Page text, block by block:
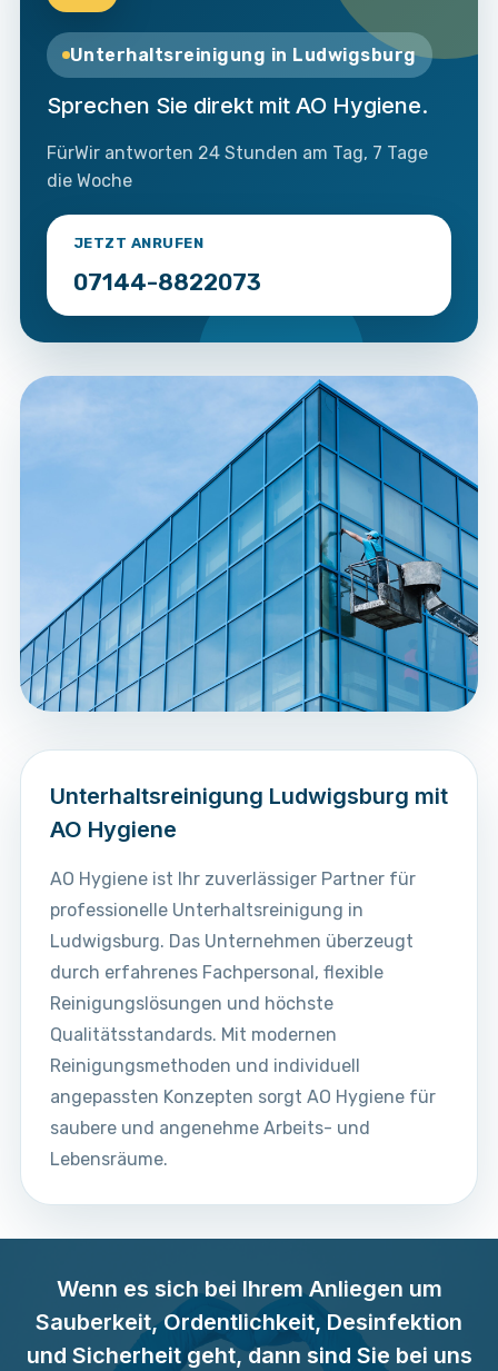
Unterhaltsreinigung in Ludwigsburg
Sprechen Sie direkt mit AO Hygiene.
FürWir antworten 24 Stunden am Tag, 7 Tage
die Woche
JETZT ANRUFEN
07144-8822073
Unterhaltsreinigung Ludwigsburg mit
AO Hygiene
AO Hygiene ist Ihr zuverlässiger Partner für
professionelle Unterhaltsreinigung in
Ludwigsburg. Das Unternehmen überzeugt
durch erfahrenes Fachpersonal, flexible
Reinigungslösungen und höchste
Qualitätsstandards. Mit modernen
Reinigungsmethoden und individuell
angepassten Konzepten sorgt AO Hygiene für
saubere und angenehme Arbeits- und
Lebensräume.
Wenn es sich bei Ihrem Anliegen um
Sauberkeit, Ordentlichkeit, Desinfektion
und Sicherheit geht, dann sind Sie bei uns